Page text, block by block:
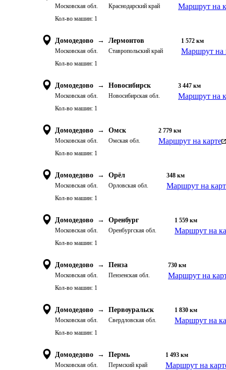
Московская обл. Краснодарский край Маршрут на
Кол-во машин: 1
Домодедово →
Московская обл.
Лермонтов
Ставропольский край
1 572 км
Маршрут на
Кол-во машин: 1
Домодедово →
Московская обл.
Новосибирск
Новосибирская обл.
3 447 км
Маршрут на
Кол-во машин: 1
Домодедово →
Московская обл.
Омск
Омская обл.
2 779 км
Маршрут на карте
Кол-во машин: 1
Домодедово →
Московская обл.
Орёл
Орловская обл.
348 км
Маршрут на
Кол-во машин: 1
Домодедово →
Московская обл.
Оренбург
Оренбургская обл.
1 559 км
Маршрут на
Кол-во машин: 1
Домодедово →
Московская обл.
Пенза
Пензенская обл.
730 км
Маршрут на
Кол-во машин: 1
Домодедово →
Московская обл.
Первоуральск
Свердловская обл.
1 830 км
Маршрут на
Кол-во машин: 1
Домодедово →
Московская обл.
Пермь
Пермский край
1 493 км
Маршрут на